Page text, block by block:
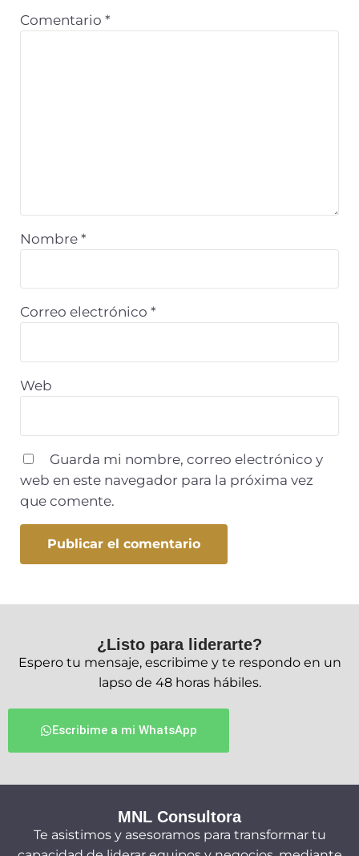
Comentario *
Nombre *
Correo electrónico *
Web
Guarda mi nombre, correo electrónico y
web en este navegador para la próxima vez
que comente.
¿Listo para liderarte?
Espero tu mensaje, escribime y te respondo en un
lapso de 48 horas hábiles.
Escribime a mi WhatsApp
MNL Consultora
Te asistimos y asesoramos para transformar tu